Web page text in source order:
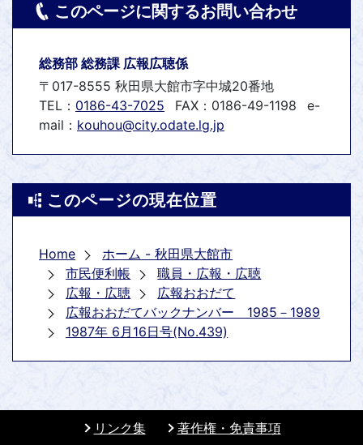
このページに関するお問い合わせ
総務部 総務課 広報広聴係
〒017-8555 秋田県大館市字中城20番地
TEL： 0186-43-7025 FAX：0186-49-1198
e-
mail： kouhou@city.odate.lg.jp
このページの現在位置
Home
ホーム - 秋田県大館市
市民便利帳
職員・広報・広聴
広報・広聴
広報おおだて
広報おおだてバックナンバー 1985－1989
1987年 6月16日号(No.439)
リンク集
著作権・免責事項